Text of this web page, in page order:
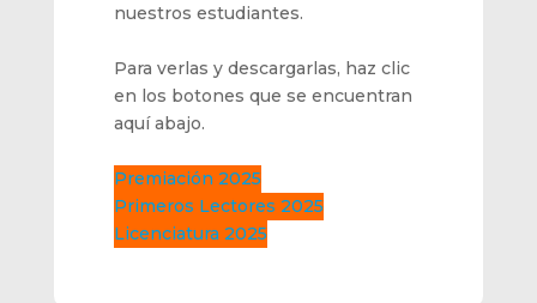
nuestros estudiantes.
Para verlas y descargarlas, haz clic
en los botones que se encuentran
aquí abajo.
Premiación 2025
Primeros Lectores 2025
Licenciatura 2025